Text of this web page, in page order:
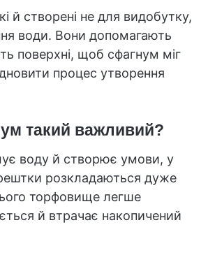
й створені не для видобутку,
води. Вони допомагають
поверхні, щоб сфагнум міг
процес утворення
такий важливий?
воду й створює умови, у
розкладаються дуже
торфовище легше
й втрачає накопичений